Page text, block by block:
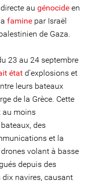
au génocide en
famine par Israël
de Gaza.
23 au 24 septembre
état d’explosions et
leurs bateaux
de la Grèce. Cette
au moins
des
et la
volant à basse
depuis des
navires, causant